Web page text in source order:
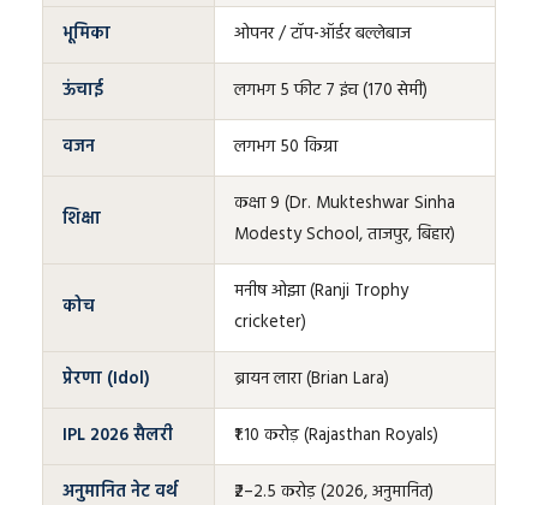
भूमिका ओपनर / टॉप-ऑर्डर बल्लेबाज
ऊंचाई लगभग 5 फीट 7 इंच (170 सेमी)
वजन लगभग 50 किग्रा
शिक्षा
कक्षा 9 (Dr. Mukteshwar Sinha
Modesty School, ताजपुर, बिहार)
कोच
मनीष ओझा (Ranji Trophy
cricketer)
प्रेरणा (Idol) ब्रायन लारा (Brian Lara)
IPL 2026 सैलरी ₹1.10 करोड़ (Rajasthan Royals)
अनुमानित नेट वर्थ ₹2–2.5 करोड़ (2026, अनुमानित)